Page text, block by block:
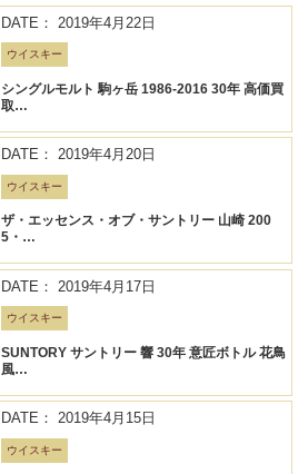
DATE： 2019年4月22日
ウイスキー
シングルモルト 駒ヶ岳 1986-2016 30年 高価買
取…
DATE： 2019年4月20日
ウイスキー
ザ・エッセンス・オブ・サントリー 山崎 200
5・…
DATE： 2019年4月17日
ウイスキー
SUNTORY サントリー 響 30年 意匠ボトル 花鳥
風…
DATE： 2019年4月15日
ウイスキー